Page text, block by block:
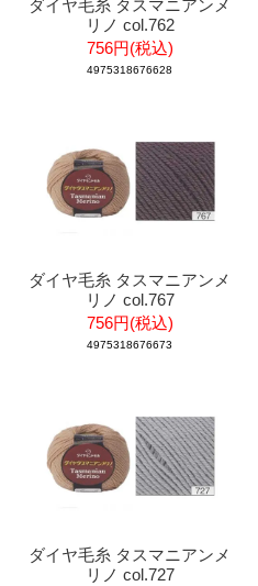
ダイヤ毛糸 タスマニアンメ
リノ col.762
756円(税込)
4975318676628
ダイヤ毛糸 タスマニアンメ
リノ col.767
756円(税込)
4975318676673
ダイヤ毛糸 タスマニアンメ
リノ col.727